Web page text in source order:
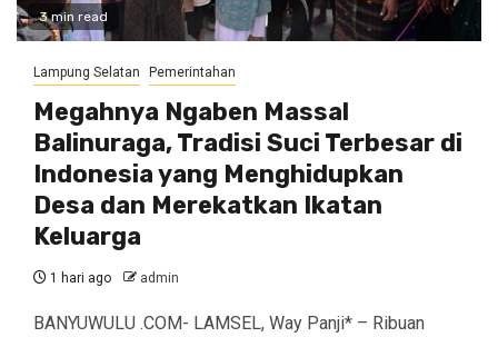
3 min read
Lampung Selatan Pemerintahan
Megahnya Ngaben Massal
Balinuraga, Tradisi Suci Terbesar di
Indonesia yang Menghidupkan
Desa dan Merekatkan Ikatan
Keluarga
1 hari ago admin
BANYUWULU .COM- LAMSEL, Way Panji* – Ribuan